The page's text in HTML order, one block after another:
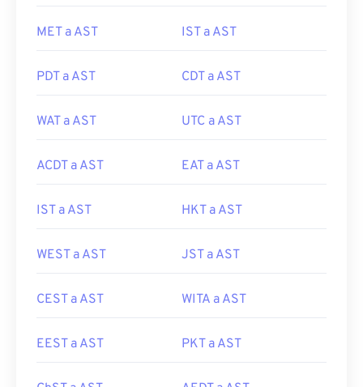
MET a AST IST a AST
PDT a AST CDT a AST
WAT a AST UTC a AST
ACDT a AST EAT a AST
IST a AST HKT a AST
WEST a AST JST a AST
CEST a AST WITA a AST
EEST a AST PKT a AST